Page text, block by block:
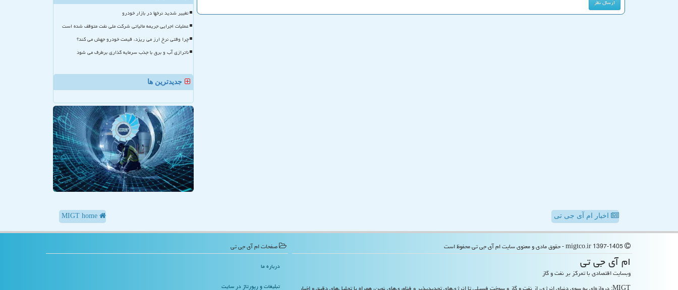
تغییر شدید نرخها در بازار خودرو
عملیات اجرایی جریمه مالیاتی شرکت ملی نفت متوقف شده است
چرا وقتی نرخ ارز می ریزد، قیمت خودرو جهش می کند؟
ناترازی آب و برق با جذب سرمایه گذاری برطرف می شود
جدیدترین ها
اخبار ام آی جی تی
ام آی جی تی
وبسایت اقتصادی با تمرکز بر نفت و گاز
صفحات ام آی جی تی
درباره ما
تبلیغات و رپورتاژ در سایت